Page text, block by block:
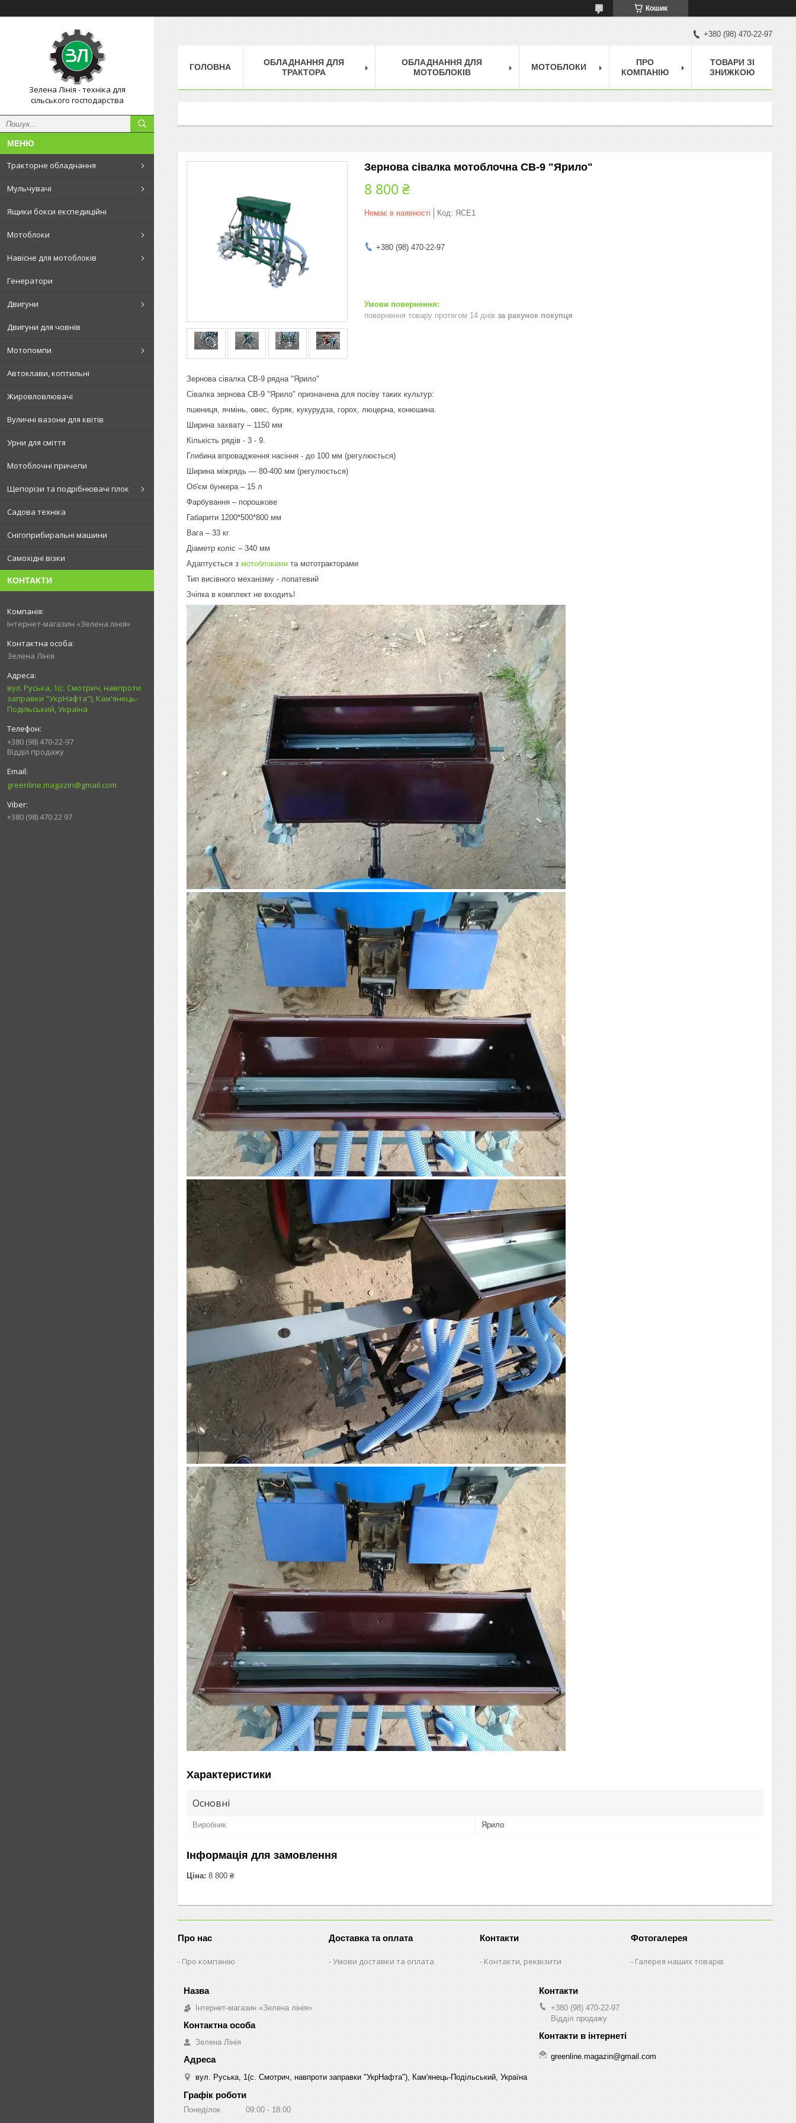
Кошик
Зелена Лінія - техніка для
сільського господарства
Тракторне обладнання
Мульчувачі
Ящики бокси експедиційні
Мотоблоки
Навісне для мотоблоків
Генератори
Двигуни
Двигуни для човнів
Мотопомпи
Автоклави, коптильні
Жировловлювачі
Вуличні вазони для квітів
Урни для сміття
Мотоблочні причепи
Щепорізи та подрібнювачі гілок
Садова техніка
Снігоприбиральні машини
Самохідні візки
КОНТАКТИ
Інтернет-магазин «Зелена лінія»
Зелена Лінія
вул. Руська, 1(с. Смотрич, навпроти
заправки "УкрНафта"), Кам'янець-
Подільський, Україна
+380 (98) 470-22-97
Відділ продажу
greenline.magazin@gmail.com
+380 (98) 470 22 97
+380 (98) 470-22-97
ГОЛОВНА
ОБЛАДНАННЯ ДЛЯ
ТРАКТОРА
ОБЛАДНАННЯ ДЛЯ
МОТОБЛОКІВ
МОТОБЛОКИ
ПРО
КОМПАНІЮ
ТОВАРИ ЗІ
ЗНИЖКОЮ
Зернова сівалка мотоблочна СВ-9 "Ярило"
8 800 ₴
Немає в наявності Код: ЯСЕ1
+380 (98) 470-22-97
повернення товару протягом 14 днів за рахунок покупця
Зернова сівалка СВ-9 рядна "Ярило"
Сівалка зернова СВ-9 "Ярило" призначена для посіву таких культур:
пшениця, ячмінь, овес, буряк, кукурудза, горох, люцерна, конюшина.
Ширина захвату – 1150 мм
Кількість рядів - 3 - 9.
Глибина впровадження насіння - до 100 мм (регулюється)
Ширина міжрядь ― 80-400 мм (регулюється)
Об'єм бункера – 15 л
Фарбування – порошкове
Габарити 1200*500*800 мм
Вага – 33 кг
Діаметр коліс – 340 мм
Адаптується з мотоблоками та мототракторами
Тип висівного механізму - лопатевий
Зчіпка в комплект не входить!
Характеристики
Основні
Виробник Ярило
Інформація для замовлення
Ціна: 8 800 ₴
Про нас
Про компанію
Доставка та оплата
Умови доставки та оплата
Контакти
Контакти, реквізити
Фотогалерея
Галерея наших товарів
Інтернет-магазин «Зелена лінія»
Зелена Лінія
вул. Руська, 1(с. Смотрич, навпроти заправки "УкрНафта"), Кам'янець-Подільський, Україна
+380 (98) 470-22-97
Відділ продажу
greenline.magazin@gmail.com
Графік роботи
Понеділок 09:00
18:00